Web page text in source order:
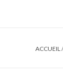
ACCUEIL